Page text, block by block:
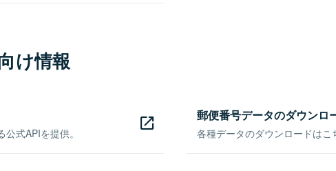
け情報
式APIを提供。
郵便番号データのダウンロ
各種データのダウンロードはこ